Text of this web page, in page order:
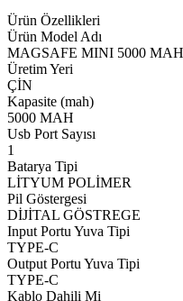
Ürün Özellikleri
Ürün Model Adı
MAGSAFE MINI 5000
Üretim Yeri
ÇİN
Kapasite (mah)
5000 MAH
Usb Port Sayısı
1
Batarya Tipi
LİTYUM POLİMER
Pil Göstergesi
DİJİTAL GÖSTREGE
Input Portu Yuva Tipi
TYPE-C
Output Portu Yuva Tipi
TYPE-C
Kablo Dahili Mi